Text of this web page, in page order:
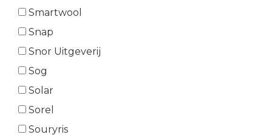
Smartwool
Snap
Snor Uitgeverij
Sog
Solar
Sorel
Souryris